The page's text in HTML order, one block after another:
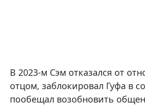
В 2023-м Сэм отказался от
отцом, заблокировал Гуфа в
пообещал возобновить